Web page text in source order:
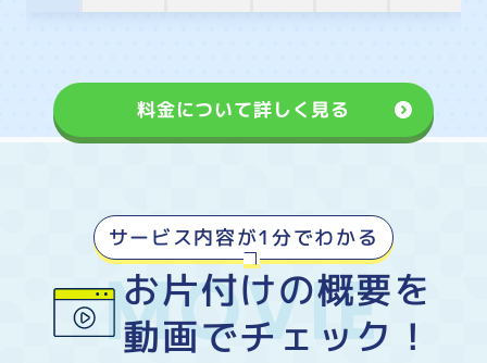
料金について詳しく見る
サービス内容が1分でわかる
お片付けの概要を
動画でチェック！